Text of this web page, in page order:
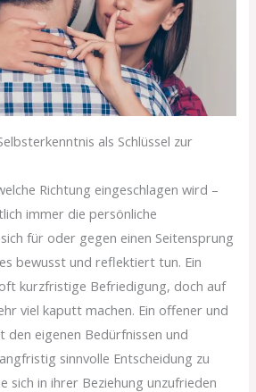
als Schlüssel zur
Richtung eingeschlagen wird –
immer die persönliche
für oder gegen einen Seitensprung
bewusst und reflektiert tun. Ein
kurzfristige Befriedigung, doch auf
viel kaputt machen. Ein offener und
den eigenen Bedürfnissen und
sinnvolle Entscheidung zu
sich in ihrer Beziehung unzufrieden